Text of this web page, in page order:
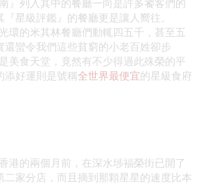
列入其中的餐廳一向是許多饕客們的
星級評鑑』的餐廳更是讓人嚮往。
的米其林餐廳們動輒四五千，甚至五
還蠻令我們這些貧窮的小老百姓卻步
食天堂，竟然有不少得過此殊榮的平
添好運則是號稱全世界最便宜的星級食府
的兩個月前，在深水埗福榮街已開了
二家分店，而且摘到那顆星星的速度比本